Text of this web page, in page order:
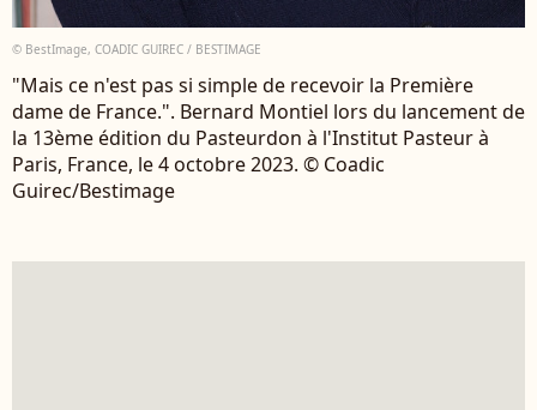
© BestImage, COADIC GUIREC / BESTIMAGE
"Mais ce n'est pas si simple de recevoir la Première
dame de France.". Bernard Montiel lors du lancement de
la 13ème édition du Pasteurdon à l'Institut Pasteur à
Paris, France, le 4 octobre 2023. © Coadic
Guirec/Bestimage